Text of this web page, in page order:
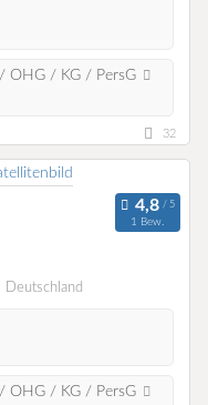
OHG / KG / PersG
32
1 Bew.
OHG / KG / PersG